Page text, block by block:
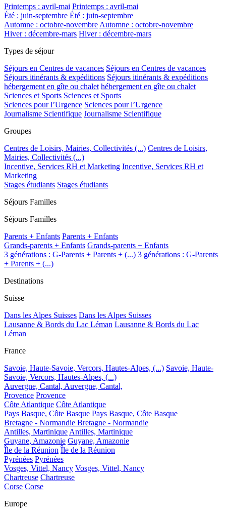
Printemps : avril-mai Printemps : avril-mai
Été : juin-septembre Été : juin-septembre
Automne : octobre-novembreAutomne : octobre-novembre
Hiver : décembre-mars Hiver : décembre-mars
Types de séjour
Séjours en Centres de vacances Séjours en Centres de vacances
Séjours itinérants & expéditions Séjours itinérants & expéditions
hébergement en gîte ou chalet hébergement en gîte ou chalet
Sciences et Sports Sciences et Sports
Sciences pour l’Urgence Sciences pour l’Urgence
Journalisme Scientifique Journalisme Scientifique
Groupes
Centres de Loisirs, Mairies, Collectivités (...) Centres de Loisirs,
Mairies, Collectivités (...)
Incentive, Services RH et Marketing Incentive, Services RH et
Marketing
Stages étudiants Stages étudiants
Séjours Familles
Séjours Familles
Parents + Enfants Parents + Enfants
Grands-parents + Enfants Grands-parents + Enfants
3 générations : G-Parents + Parents + (...) 3 générations : G-Parents
+ Parents + (...)
Destinations
Suisse
Dans les Alpes Suisses Dans les Alpes Suisses
Lausanne & Bords du Lac Léman Lausanne & Bords du Lac
Léman
France
Savoie, Haute-Savoie, Vercors, Hautes-Alpes, (...) Savoie, Haute-
Savoie, Vercors, Hautes-Alpes, (...)
Auvergne, Cantal, Auvergne, Cantal,
Provence Provence
Côte Atlantique Côte Atlantique
Pays Basque, Côte Basque Pays Basque, Côte Basque
Bretagne - Normandie Bretagne - Normandie
Antilles, MartiniqueAntilles, Martinique
Guyane, Amazonie Guyane, Amazonie
Île de la Réunion Île de la Réunion
Pyrénées Pyrénées
Vosges, Vittel, Nancy Vosges, Vittel, Nancy
Chartreuse Chartreuse
Corse Corse
Europe